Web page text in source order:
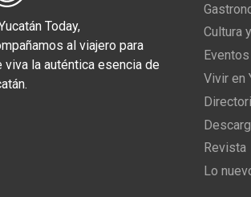
Today,
al viajero para
viva la auténtica esencia de
Cultura
Vivir en
Revista
Lo